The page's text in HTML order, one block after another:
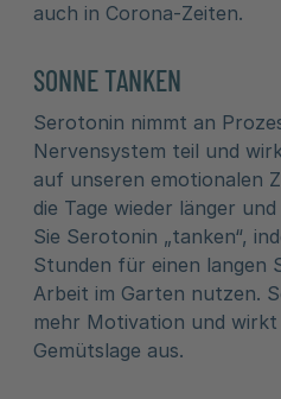
auch in Corona-Zeiten.
SONNE TANKEN
Serotonin nimmt an
Nervensystem teil und
auf unseren emotionalen
die Tage wieder länger
Sie Serotonin „tanken“,
Stunden für einen langen
Arbeit im Garten nutzen.
mehr Motivation und
Gemütslage aus.